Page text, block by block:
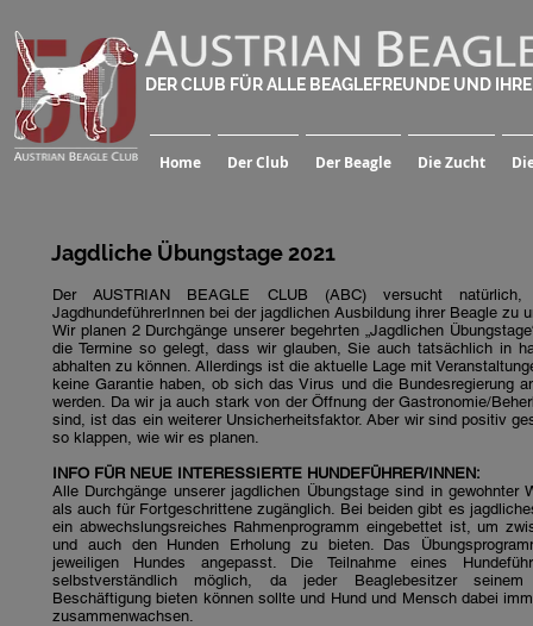
DER CLUB FÜR ALLE BEAGLEFREUNDE UND
Home Der Club Der Beagle Die Zucht
Jagdliche Übungstage 2021
Der AUSTRIAN BEAGLE CLUB (ABC) versucht
JagdhundeführerInnen bei der jagdlichen Ausbildung ihrer Beagle zu
Wir planen 2 Durchgänge unserer begehrten „Jagdlichen
die Termine so gelegt, dass wir glauben, Sie auch tatsächlich in
abhalten zu können. Allerdings ist die aktuelle Lage mit
keine Garantie haben, ob sich das Virus und die Bundesregierung
werden. Da wir ja auch stark von der Öffnung der Gastronomie/
sind, ist das ein weiterer Unsicherheitsfaktor. Aber wir sind positiv
so klappen, wie wir es planen.
INFO FÜR NEUE INTERESSIERTE HUNDEFÜHRER/INNEN:
Alle Durchgänge unserer jagdlichen Übungstage sind in gewohnter
als auch für Fortgeschrittene zugänglich. Bei beiden gibt es
ein abwechslungsreiches Rahmenprogramm eingebettet ist, um
und auch den Hunden Erholung zu bieten. Das
jeweiligen Hundes angepasst. Die Teilnahme eines
selbstverständlich möglich, da jeder Beaglebesitzer
Beschäftigung bieten können sollte und Hund und Mensch dabei
zusammenwachsen.